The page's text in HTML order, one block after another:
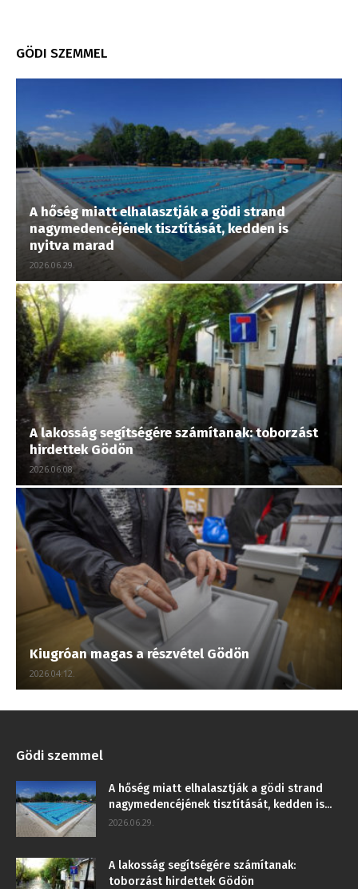
GÖDI SZEMMEL
A hőség miatt elhalasztják a gödi strand
nagymedencéjének tisztítását, kedden is
nyitva marad
2026.06.29.
A lakosság segítségére számítanak: toborzást
hirdettek Gödön
2026.06.08.
Kiugróan magas a részvétel Gödön
2026.04.12.
Gödi szemmel
A hőség miatt elhalasztják a gödi strand
nagymedencéjének tisztítását, kedden is...
2026.06.29.
A lakosság segítségére számítanak:
toborzást hirdettek Gödön